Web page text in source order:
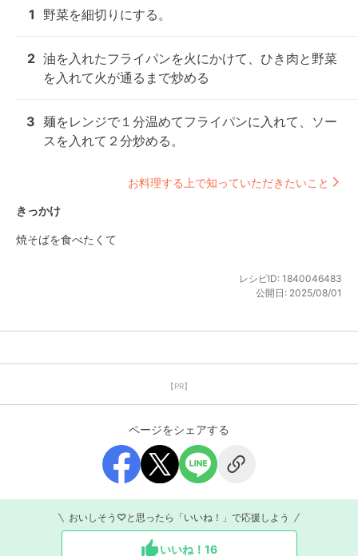
1 野菜を細切りにする。
2 油を入れたフライパンを火にかけて、ひき肉と野菜
を入れて火が通るまで炒める
3 麺をレンジで１分温めてフライパンに入れて、ソー
スを入れて２分炒める。
お料理する上で知っていただきたいこと
きっかけ
焼そばを食べたくて
レシピID: 1840046483
公開日: 2025/08/01
【PR】
ページをシェアする
おいしそう♡と思ったら「いいね！」で応援しよう
いいね！ 16